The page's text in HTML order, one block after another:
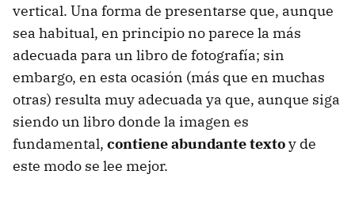
vertical. Una forma de presentarse que, aunque
sea habitual, en principio no parece la más
adecuada para un libro de fotografía; sin
embargo, en esta ocasión (más que en muchas
otras) resulta muy adecuada ya que, aunque siga
siendo un libro donde la imagen es
fundamental, contiene abundante textoy de
este modo se lee mejor.